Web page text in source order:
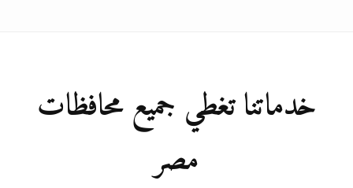
خدماتنا تغطي جميع محافظات
مصر